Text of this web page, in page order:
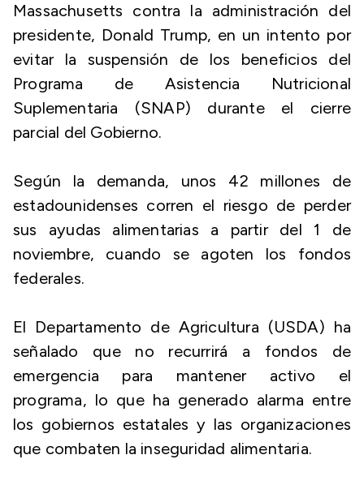
Massachusetts contra la administración del
presidente, Donald Trump, en un intento por
evitar la suspensión de los beneficios del
Programa de Asistencia Nutricional
Suplementaria (SNAP) durante el cierre
parcial del Gobierno.
Según la demanda, unos 42 millones de
estadounidenses corren el riesgo de perder
sus ayudas alimentarias a partir del 1 de
noviembre, cuando se agoten los fondos
federales.
El Departamento de Agricultura (USDA) ha
señalado que no recurrirá a fondos de
emergencia para mantener activo el
programa, lo que ha generado alarma entre
los gobiernos estatales y las organizaciones
que combaten la inseguridad alimentaria.